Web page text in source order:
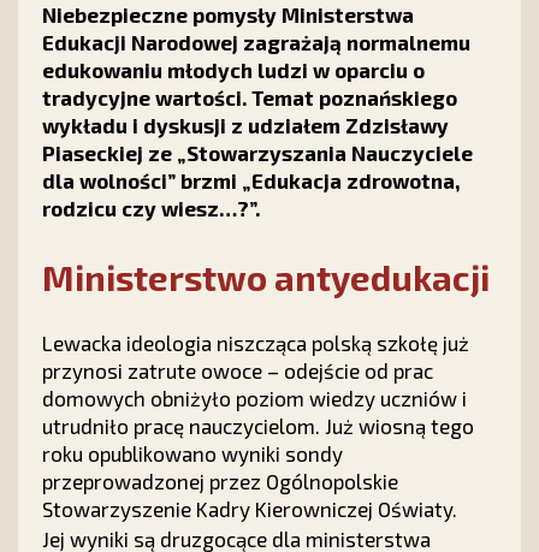
Niebezpieczne pomysły Ministerstwa
Edukacji Narodowej zagrażają normalnemu
edukowaniu młodych ludzi w oparciu o
tradycyjne wartości. Temat poznańskiego
wykładu i dyskusji z udziałem Zdzisławy
Piaseckiej ze „Stowarzyszania Nauczyciele
dla wolności” brzmi „Edukacja zdrowotna,
rodzicu czy wiesz…?”.
Ministerstwo antyedukacji
Lewacka ideologia niszcząca polską szkołę już
przynosi zatrute owoce – odejście od prac
domowych obniżyło poziom wiedzy uczniów i
utrudniło pracę nauczycielom. Już wiosną tego
roku opublikowano wyniki sondy
przeprowadzonej przez Ogólnopolskie
Stowarzyszenie Kadry Kierowniczej Oświaty.
Jej wyniki są druzgocące dla ministerstwa